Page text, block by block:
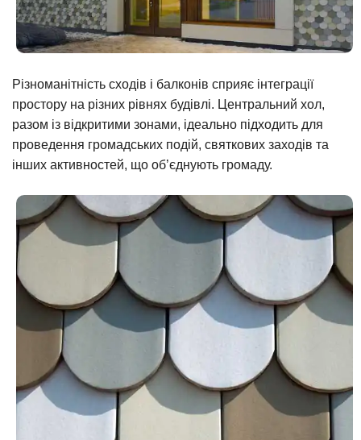
Різноманітність сходів і балконів сприяє інтеграції
простору на різних рівнях будівлі. Центральний хол,
разом із відкритими зонами, ідеально підходить для
проведення громадських подій, святкових заходів та
інших активностей, що об’єднують громаду.